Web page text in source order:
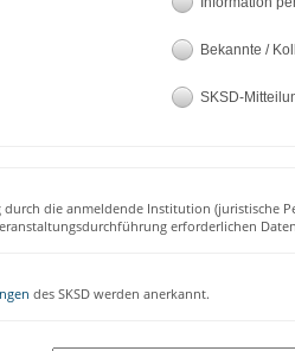
Bekannte /
SKSD-
die anmeldende Institution (juristische
erforderlichen
des SKSD werden anerkannt.